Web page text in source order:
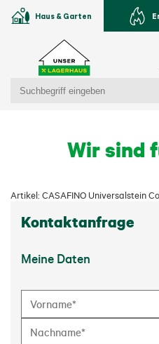
Haus & Garten
Wir sind
Artikel: CASAFINO Universalstein
Kontaktanfrage
Meine Daten